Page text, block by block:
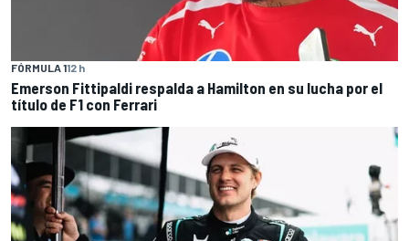
FÓRMULA 112 h
Emerson Fittipaldi respalda a Hamilton en su lucha por el
título de F1 con Ferrari